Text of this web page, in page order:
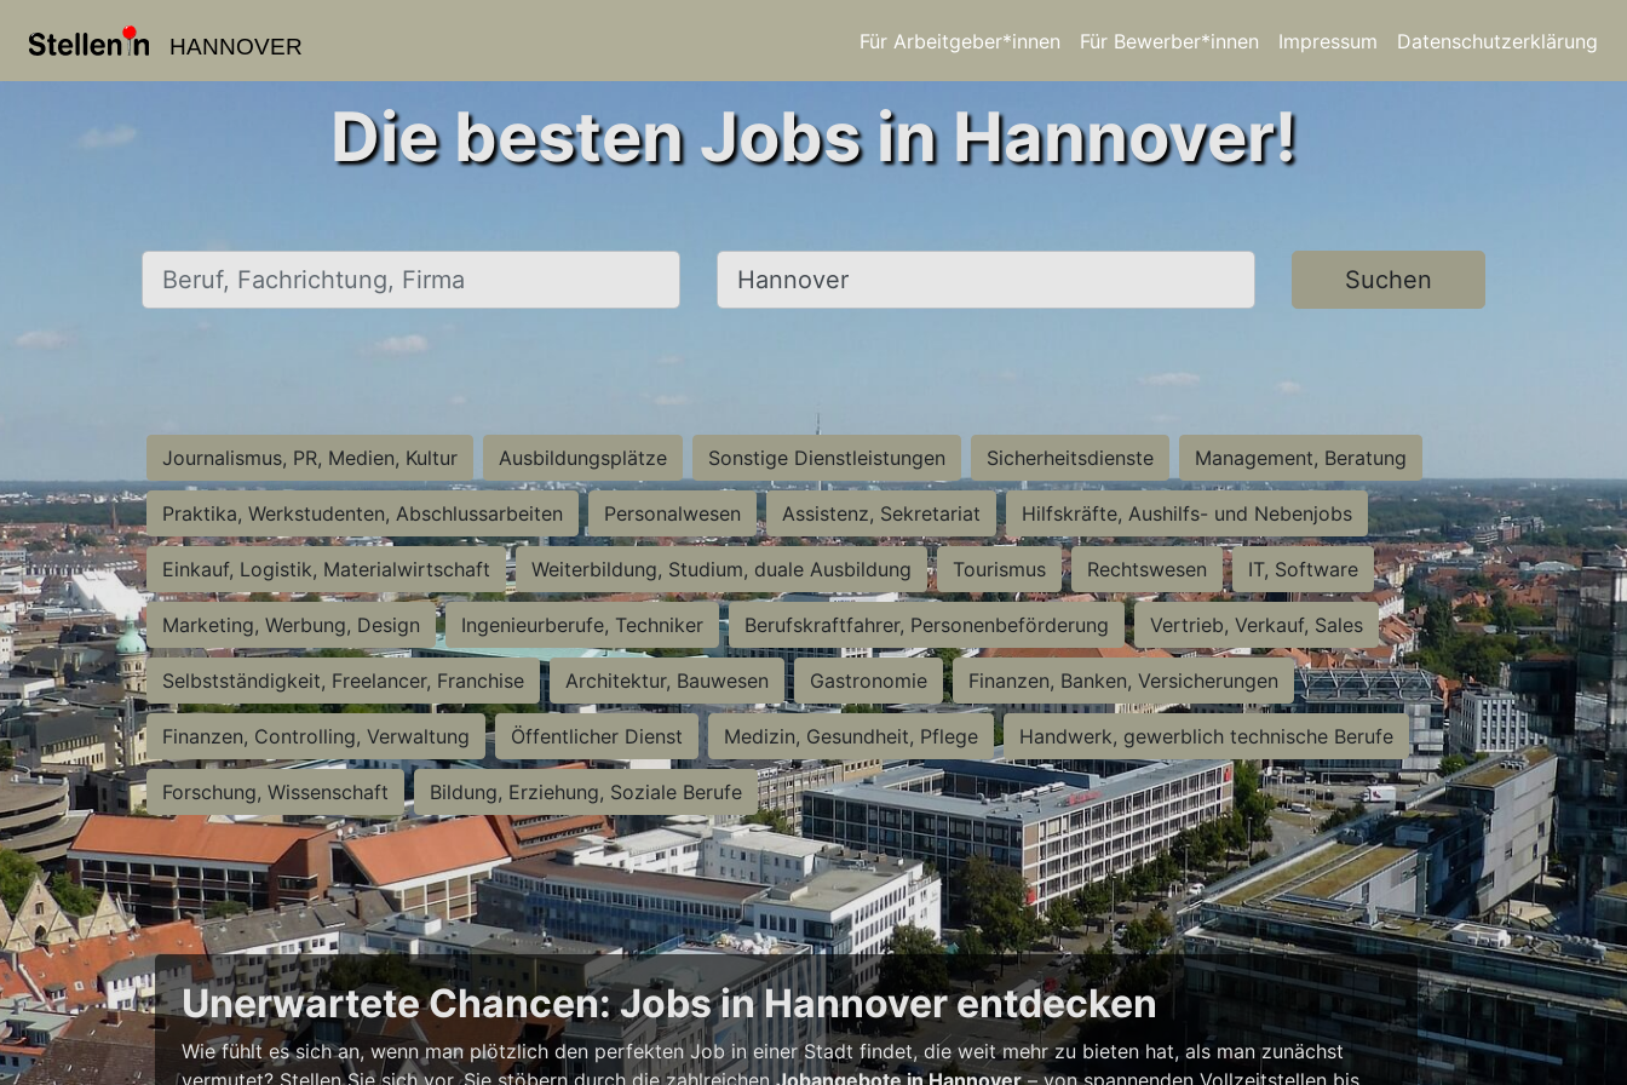
HANNOVER Für Arbeitgeber*innen Für Bewerber*innen Impressum Datenschutzerklärung
Die besten Jobs in Hannover!
Beruf, Fachrichtung, Firma Ort, Stadt Suchen
Journalismus, PR, Medien, Kultur Ausbildungsplätze Sonstige Dienstleistungen Sicherheitsdienste Management, Beratung
Praktika, Werkstudenten, Abschlussarbeiten Personalwesen Assistenz, Sekretariat Hilfskräfte, Aushilfs- und Nebenjobs
Einkauf, Logistik, Materialwirtschaft Weiterbildung, Studium, duale Ausbildung Tourismus Rechtswesen IT, Software
Marketing, Werbung, Design Ingenieurberufe, Techniker Berufskraftfahrer, Personenbeförderung Vertrieb, Verkauf, Sales
Selbstständigkeit, Freelancer, Franchise Architektur, Bauwesen Gastronomie Finanzen, Banken, Versicherungen
Finanzen, Controlling, Verwaltung Öffentlicher Dienst Medizin, Gesundheit, Pflege Handwerk, gewerblich technische Berufe
Forschung, Wissenschaft Bildung, Erziehung, Soziale Berufe
Unerwartete Chancen: Jobs in Hannover entdecken
Wie fühlt es sich an, wenn man plötzlich den perfekten Job in einer Stadt findet, die weit mehr zu bieten hat, als man zunächst